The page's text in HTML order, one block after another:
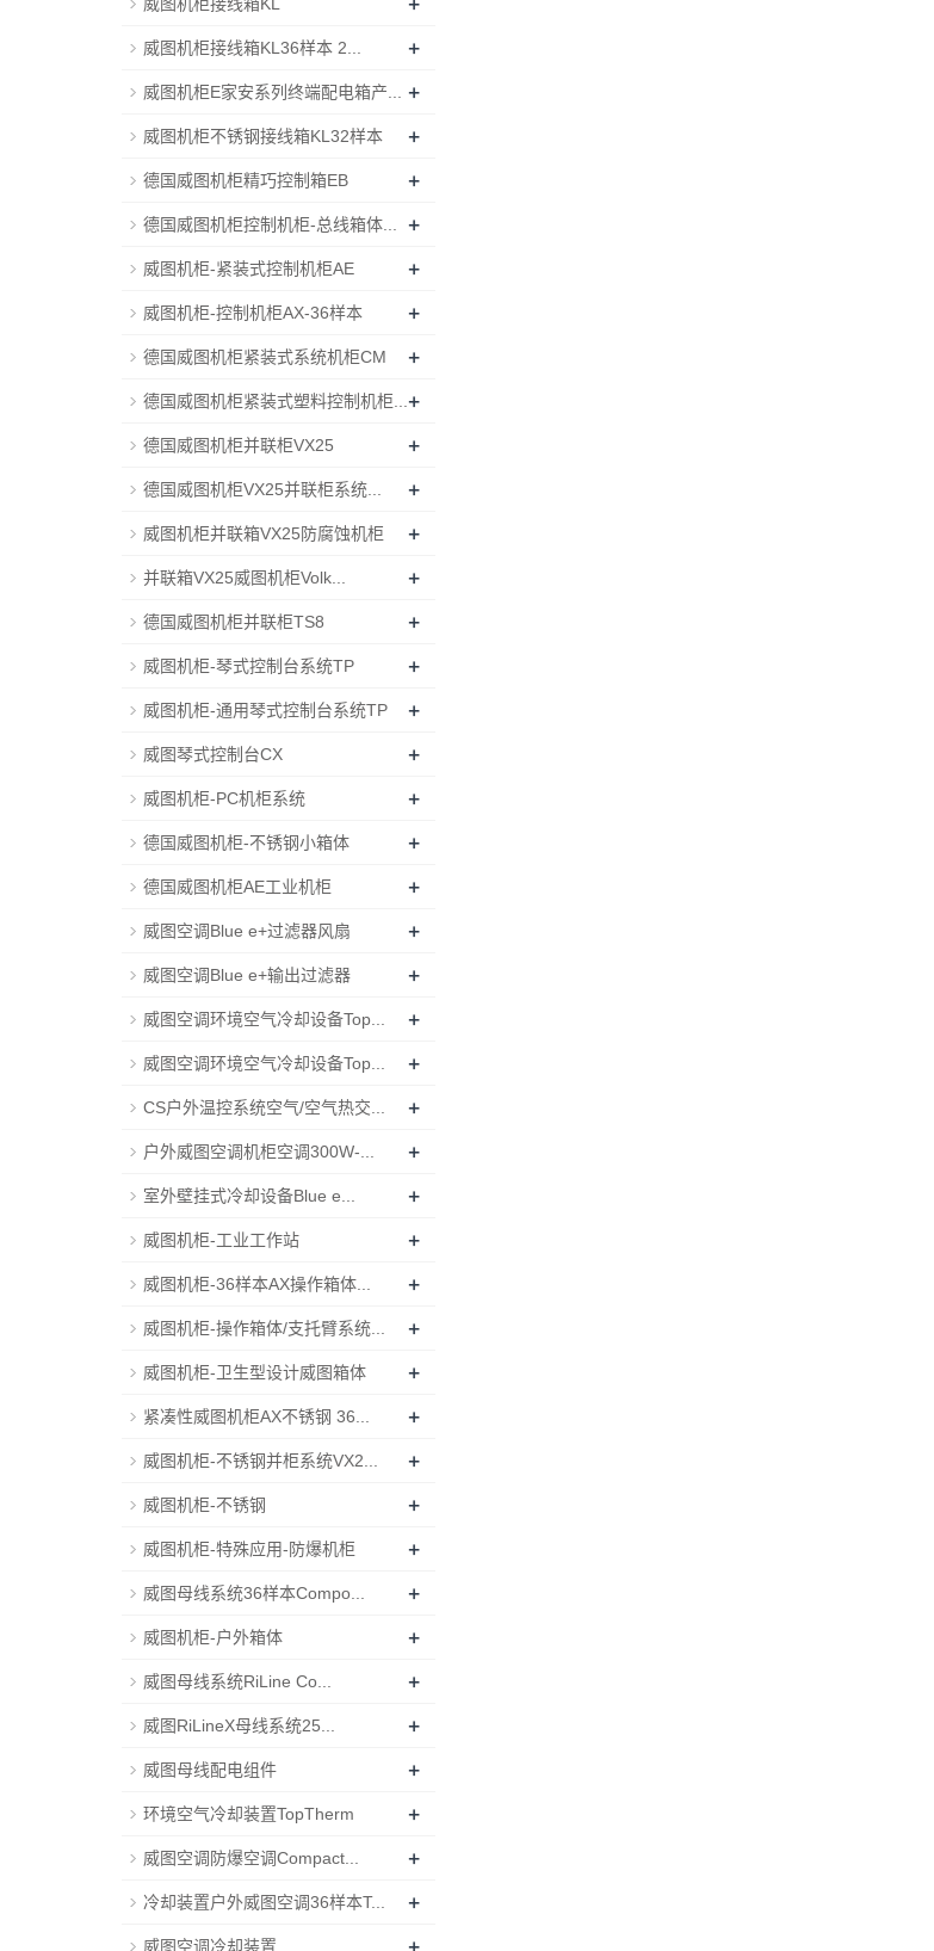
威图机柜接线箱KL36样本 2... +
威图机柜E家安系列终端配电箱产... +
威图机柜不锈钢接线箱KL32样本 +
德国威图机柜精巧控制箱EB +
德国威图机柜控制机柜-总线箱体... +
威图机柜-紧装式控制机柜AE +
威图机柜-控制机柜AX-36样本 +
德国威图机柜紧装式系统机柜CM +
德国威图机柜紧装式塑料控制机柜... +
德国威图机柜并联柜VX25 +
德国威图机柜VX25并联柜系统... +
威图机柜并联箱VX25防腐蚀机柜 +
并联箱VX25威图机柜Volk... +
德国威图机柜并联柜TS8 +
威图机柜-琴式控制台系统TP +
威图机柜-通用琴式控制台系统TP +
威图琴式控制台CX +
威图机柜-PC机柜系统 +
德国威图机柜-不锈钢小箱体 +
德国威图机柜AE工业机柜 +
威图空调Blue e+过滤器风扇 +
威图空调Blue e+输出过滤器 +
威图空调环境空气冷却设备Top... +
威图空调环境空气冷却设备Top... +
CS户外温控系统空气/空气热交... +
户外威图空调机柜空调300W-... +
室外壁挂式冷却设备Blue e... +
威图机柜-工业工作站 +
威图机柜-36样本AX操作箱体... +
威图机柜-操作箱体/支托臂系统... +
威图机柜-卫生型设计威图箱体 +
紧凑性威图机柜AX不锈钢 36... +
威图机柜-不锈钢并柜系统VX2... +
威图机柜-不锈钢 +
威图机柜-特殊应用-防爆机柜 +
威图母线系统36样本Compo... +
威图机柜-户外箱体 +
威图母线系统RiLine Co... +
威图RiLineX母线系统25... +
威图母线配电组件 +
环境空气冷却装置TopTherm +
威图空调防爆空调Compact... +
冷却装置户外威图空调36样本T... +
威图空调冷却装置